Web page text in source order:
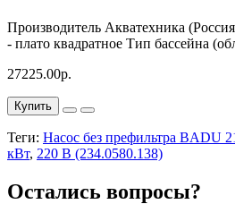
Производитель Акватехника
- плато квадратное Тип бассейна
27225.00р.
Купить
Теги: Насос без префильтра BADU
кВт, 220 В (234.0580.138)
Остались вопросы?